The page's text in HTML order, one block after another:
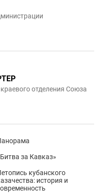
отделения Союза
за Кавказ»
кубанского
история и